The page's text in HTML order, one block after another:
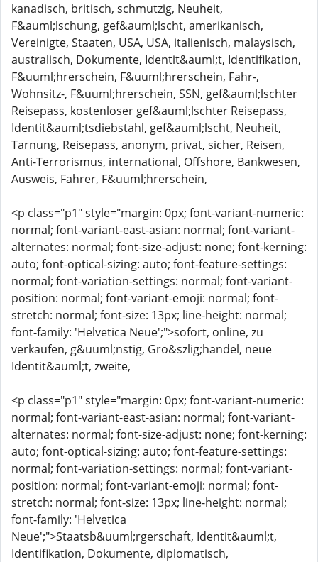
kanadisch, britisch, schmutzig, Neuheit,
F&auml;lschung, gef&auml;lscht, amerikanisch,
Vereinigte, Staaten, USA, USA, italienisch, malaysisch,
australisch, Dokumente, Identit&auml;t, Identifikation,
F&uuml;hrerschein, F&uuml;hrerschein, Fahr-,
Wohnsitz-, F&uuml;hrerschein, SSN, gef&auml;lschter
Reisepass, kostenloser gef&auml;lschter Reisepass,
Identit&auml;tsdiebstahl, gef&auml;lscht, Neuheit,
Tarnung, Reisepass, anonym, privat, sicher, Reisen,
Anti-Terrorismus, international, Offshore, Bankwesen,
Ausweis, Fahrer, F&uuml;hrerschein,
<p class="p1" style="margin: 0px; font-variant-numeric:
normal; font-variant-east-asian: normal; font-variant-
alternates: normal; font-size-adjust: none; font-kerning:
auto; font-optical-sizing: auto; font-feature-settings:
normal; font-variation-settings: normal; font-variant-
position: normal; font-variant-emoji: normal; font-
stretch: normal; font-size: 13px; line-height: normal;
font-family: 'Helvetica Neue';">sofort, online, zu
verkaufen, g&uuml;nstig, Gro&szlig;handel, neue
Identit&auml;t, zweite,
<p class="p1" style="margin: 0px; font-variant-numeric:
normal; font-variant-east-asian: normal; font-variant-
alternates: normal; font-size-adjust: none; font-kerning:
auto; font-optical-sizing: auto; font-feature-settings:
normal; font-variation-settings: normal; font-variant-
position: normal; font-variant-emoji: normal; font-
stretch: normal; font-size: 13px; line-height: normal;
font-family: 'Helvetica
Neue';">Staatsb&uuml;rgerschaft, Identit&auml;t,
Identifikation, Dokumente, diplomatisch,